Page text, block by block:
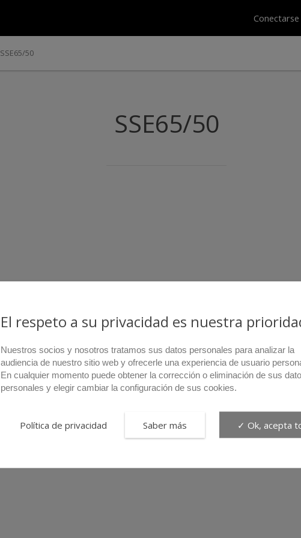
Conectarse
SSE65/50
SSE65/50
El respeto a su privacidad es nuestra
Nuestros socios y nosotros tratamos sus datos personales para analizar la
audiencia de nuestro sitio web y ofrecerle una experiencia de usuario
En cualquier momento puede obtener la corrección o eliminación de sus
personales y elegir cambiar la configuración de sus cookies.
Política de privacidad Saber más ✓ Ok, acepta